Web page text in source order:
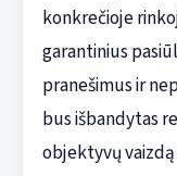
konkrečioje
garantinius
pranešimus ir
bus išbandytas
objektyvų